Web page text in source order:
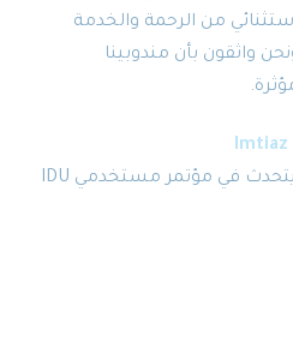
من الرحمة والخدمة
واثقون بأن مندوبينا